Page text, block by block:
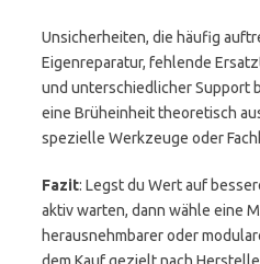
Unsicherheiten, die häufig
Eigenreparatur, fehlende
und unterschiedlicher Support
eine Brüheinheit theoretisch
spezielle Werkzeuge oder
Fazit: Legst du Wert auf
aktiv warten, dann wähle eine
herausnehmbarer oder